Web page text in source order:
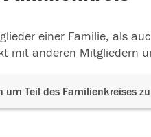
einer Familie, als
mit anderen Mitgliedern
um Teil des Familienkreises